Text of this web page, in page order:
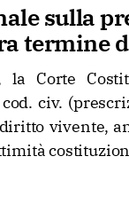
sulla
termine
la Corte
civ.
vivente,